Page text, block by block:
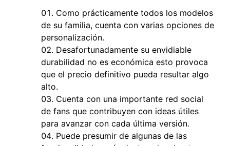
Como prácticamente todos los modelos
de su familia, cuenta con varias opciones de
personalización.
Desafortunadamente su envidiable
durabilidad no es económica esto provoca
que el precio definitivo pueda resultar algo
alto.
Cuenta con una importante red social
de fans que contribuyen con ideas útiles
para avanzar con cada última versión.
Puede presumir de algunas de las